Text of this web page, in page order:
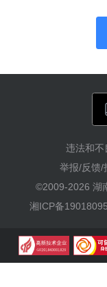
违法和不
举报/反馈/
©2009-2026 湖
湘ICP备